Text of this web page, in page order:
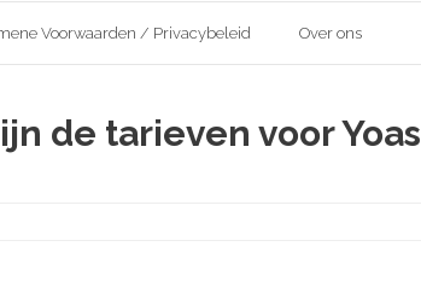
Voorwaarden / Privacybeleid Over ons
de tarieven voor